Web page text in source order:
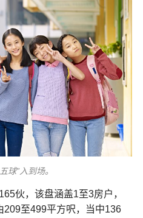
球”入到场。
伙，该盘涵盖1至3房户，
209至499平方呎，当中136